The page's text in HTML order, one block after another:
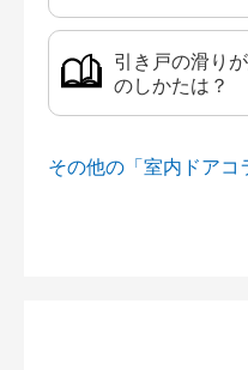
引き戸の滑り
のしかたは？
その他の「室内ドアコ